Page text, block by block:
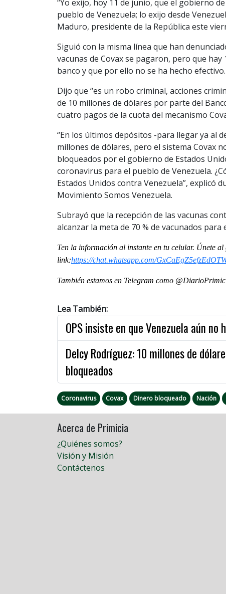
“Yo exijo, hoy 11 de junio, que el gobierno
pueblo de Venezuela; lo exijo desde
Maduro, presidente de la República este
Siguió con la misma línea que han
vacunas de Covax se pagaron, pero que
banco y que por ello no se ha hecho efectivo.
Dijo que “es un robo criminal, acciones
de 10 millones de dólares por parte del
cuatro pagos de la cuota del mecanismo
“En los últimos depósitos -para llegar ya al
millones de dólares, pero el sistema Covax
bloqueados por el gobierno de Estados
coronavirus para el pueblo de Venezuela.
Estados Unidos contra Venezuela”, explicó
Movimiento Somos Venezuela.
Subrayó que la recepción de las vacunas
alcanzar la meta de 70 % de vacunados para
Ten la información al instante en tu celular. Únete
link:https://chat.whatsapp.com/
También estamos en Telegram como
Lea También:
OPS insiste en que Venezuela aún
Delcy Rodríguez: 10 millones de
bloqueados
Coronavirus Covax Dinero bloqueado Nación
Acerca de Primicia
¿Quiénes somos?
Visión y Misión
Contáctenos